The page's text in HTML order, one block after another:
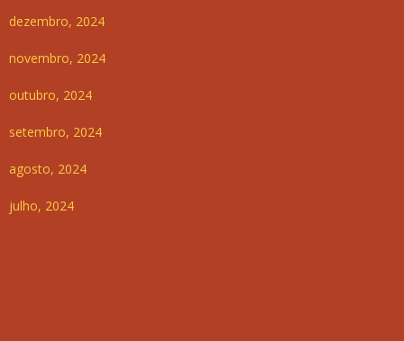
dezembro, 2024
novembro, 2024
outubro, 2024
setembro, 2024
agosto, 2024
julho, 2024